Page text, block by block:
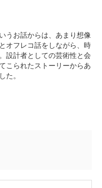
うお話からは、あまり想像
オフレコ話をしながら、時
設計者としての芸術性と会
こられたストーリーからあ
た。